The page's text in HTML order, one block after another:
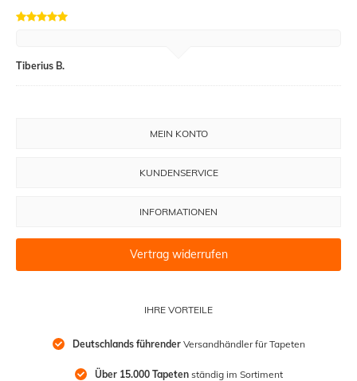
Tiberius B.
IHRE VORTEILE
Deutschlands führender Versandhändler für Tapeten
Über 15.000 Tapeten ständig im Sortiment
MEIN KONTO
KUNDENSERVICE
INFORMATIONEN
Vertrag widerrufen